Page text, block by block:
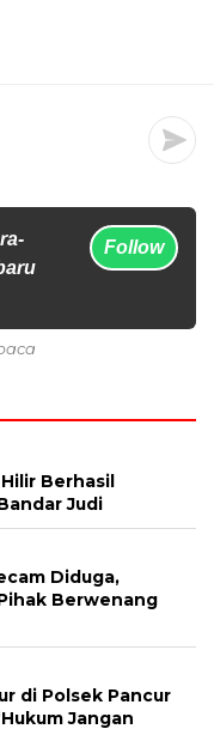
Follow
Berhasil
Judi
Diduga,
Berwenang
di Polsek Pancur
Jangan